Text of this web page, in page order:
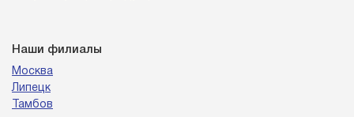
Наши филиалы
Москва
Липецк
Тамбов